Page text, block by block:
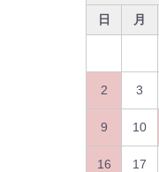
日 月
2 3
9 10
16 17